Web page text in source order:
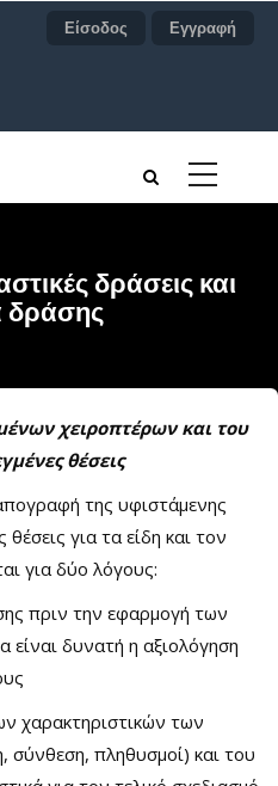
Είσοδος Εγγραφή
δράσεις και
δράσης
χειροπτέρων και του
θέσεις
της υφιστάμενης
για τα είδη και τον
για δύο λόγους:
πριν την εφαρμογή των
δυνατή η αξιολόγηση
χαρακτηριστικών των
σύνθεση, πληθυσμοί) και του